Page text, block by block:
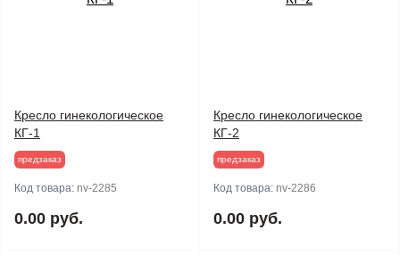
Кресло гинекологическое
КГ-1
предзаказ
Код товара: nv-2285
0.00 руб.
Кресло гинекологическое
КГ-2
предзаказ
Код товара: nv-2286
0.00 руб.